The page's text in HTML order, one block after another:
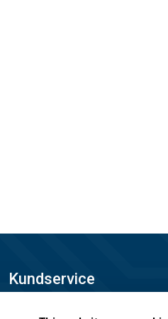
Kundservice